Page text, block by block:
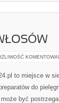
to miejsce w
do
być